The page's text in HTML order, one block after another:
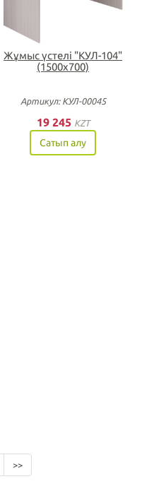
Жұмыс үстелі "КУЛ-104"
(1500х700)
Артикул: КУЛ-00045
19 245 KZT
Сатып алу
>>